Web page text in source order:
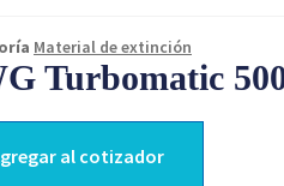
Material de extinción
Turbomatic
al cotizador